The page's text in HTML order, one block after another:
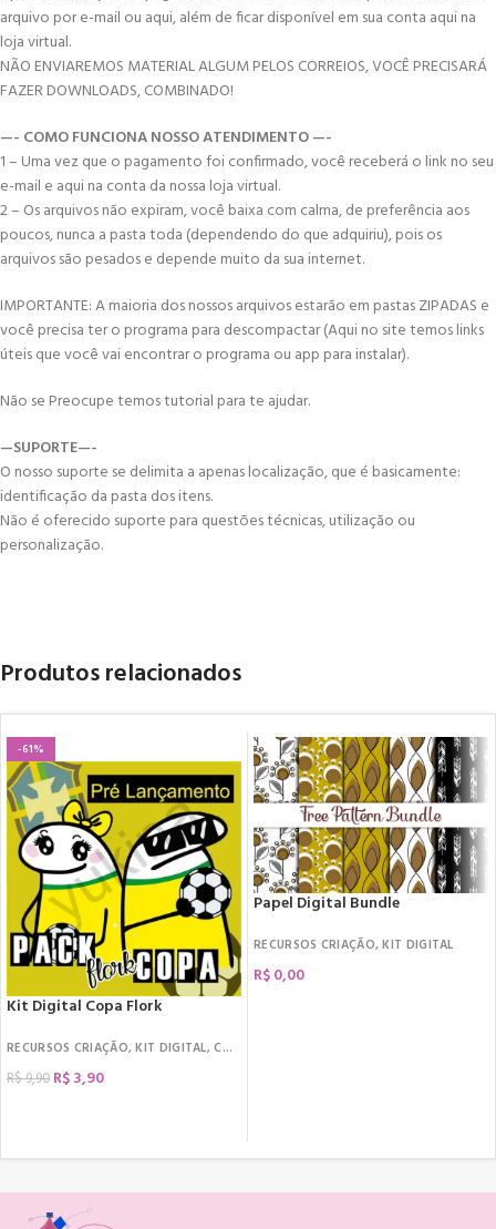
arquivo por e-mail ou aqui, além de ficar disponível em sua conta aqui na
loja virtual.
NÃO ENVIAREMOS MATERIAL ALGUM PELOS CORREIOS, VOCÊ PRECISARÁ
FAZER DOWNLOADS, COMBINADO!
—- COMO FUNCIONA NOSSO ATENDIMENTO —-
1 – Uma vez que o pagamento foi confirmado, você receberá o link no seu
e-mail e aqui na conta da nossa loja virtual.
2 – Os arquivos não expiram, você baixa com calma, de preferência aos
poucos, nunca a pasta toda (dependendo do que adquiriu), pois os
arquivos são pesados e depende muito da sua internet.
IMPORTANTE: A maioria dos nossos arquivos estarão em pastas ZIPADAS e
você precisa ter o programa para descompactar (Aqui no site temos links
úteis que você vai encontrar o programa ou app para instalar).
Não se Preocupe temos tutorial para te ajudar.
—SUPORTE—-
O nosso suporte se delimita a apenas localização, que é basicamente:
identificação da pasta dos itens.
Não é oferecido suporte para questões técnicas, utilização ou
personalização.
Produtos relacionados
-61%
Kit Digital Copa Flork
RECURSOS CRIAÇÃO,KIT DIGITAL,COPA DO MUNDO
R$9,90 R$3,90
Papel Digital Bundle
RECURSOS CRIAÇÃO,KIT DIGITAL
R$0,00